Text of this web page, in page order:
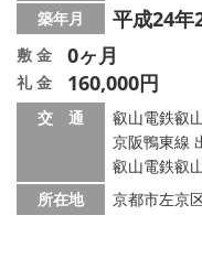
会社概要
メールでお問い合わせ
築年月 平成24年
敷 金 0ヶ月
礼 金 160,000円
交 通
叡山電鉄叡
京阪鴨東線
叡山電鉄叡
所在地
京都市左京